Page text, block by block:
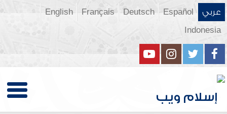
عربي Español
Deutsch
Français
English
Indonesia